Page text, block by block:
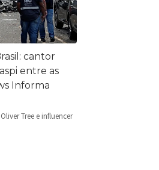
cantor
entre as
Informa
Tree e influencer